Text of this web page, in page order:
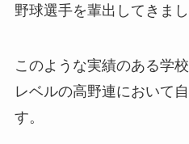
野球選手を輩出してきまし
このような実績のある学
レベルの高野連において
す。